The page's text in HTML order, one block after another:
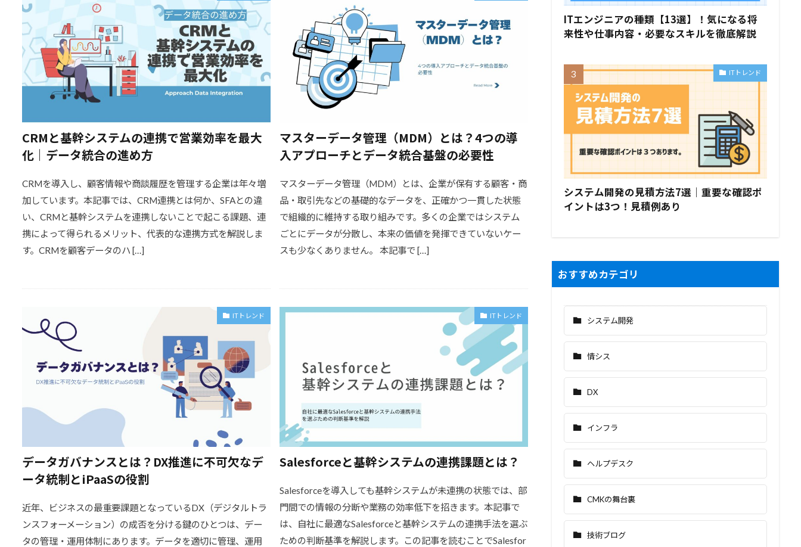
CRMと基幹システムの連携で営業効率を最大
化｜データ統合の進め方
CRMを導入し、顧客情報や商談履歴を管理する企業は年々増
加しています。本記事では、CRM連携とは何か、SFAとの違
い、CRMと基幹システムを連携しないことで起こる課題、連
携によって得られるメリット、代表的な連携方式を解説しま
す。CRMを顧客データのハ […]
マスターデータ管理（MDM）とは？4つの導
入アプローチとデータ統合基盤の必要性
マスターデータ管理（MDM）とは、企業が保有する顧客・商
品・取引先などの基礎的なデータを、正確かつ一貫した状態
で組織的に維持する取り組みです。多くの企業ではシステム
ごとにデータが分散し、本来の価値を発揮できていないケー
スも少なくありません。 本記事で […]
ITトレンド
データガバナンスとは？DX推進に不可欠なデ
ータ統制とiPaaSの役割
近年、ビジネスの最重要課題となっているDX（デジタルトラ
ンスフォーメーション）の成否を分ける鍵のひとつは、デー
タの管理・運用体制にあります。データを適切に管理、運用
ITトレンド
Salesforceと基幹システムの連携課題とは？
Salesforceを導入しても基幹システムが未連携の状態では、部
門間での情報の分断や業務の効率低下を招きます。本記事で
は、自社に最適なSalesforceと基幹システムの連携手法を選ぶ
ための判断基準を解説します。この記事を読むことでSalesfor
ITエンジニアの種類【13選】！気になる将
来性や仕事内容・必要なスキルを徹底解説
ITトレンド
システム開発の見積方法7選｜重要な確認ポ
イントは3つ！見積例あり
おすすめカテゴリ
システム開発
情シス
DX
インフラ
ヘルプデスク
CMKの舞台裏
技術ブログ